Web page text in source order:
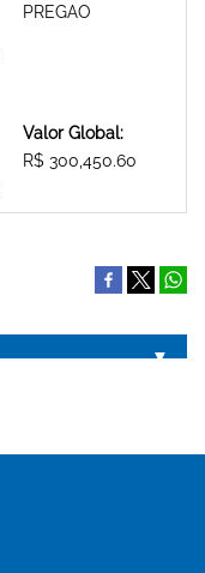
PREGAO
Valor Global:
R$ 300,450.60